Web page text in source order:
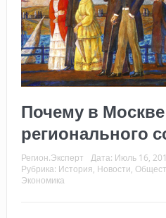
Почему в
регионального
Регион.Эксперт Дата: Июль 16,
Рубрика: История Новости
Экономика